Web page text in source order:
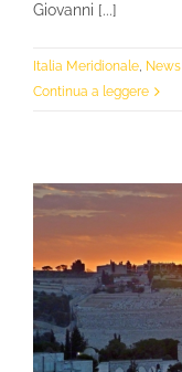
Giovanni [...]
Italia Meridionale, News
Continua a leggere